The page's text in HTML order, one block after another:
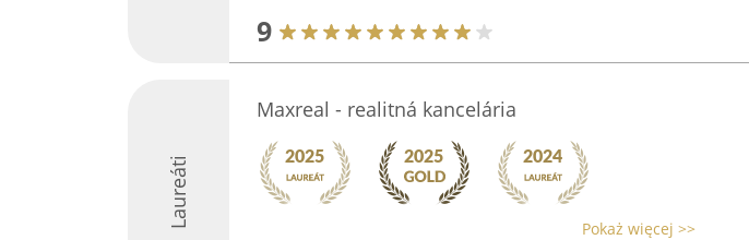
9
Laureáti
Maxreal - realitná kancelária
Pokaż więcej >>